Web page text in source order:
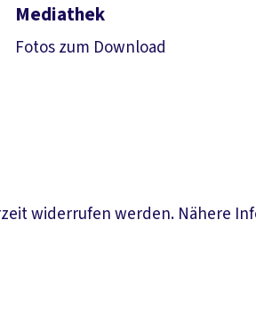
Mediathek
Fotos zum Download
widerrufen werden. Nähere